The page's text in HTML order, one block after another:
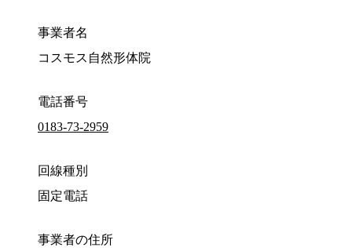
事業者名
コスモス自然形体院
電話番号
0183-73-2959
回線種別
固定電話
事業者の住所